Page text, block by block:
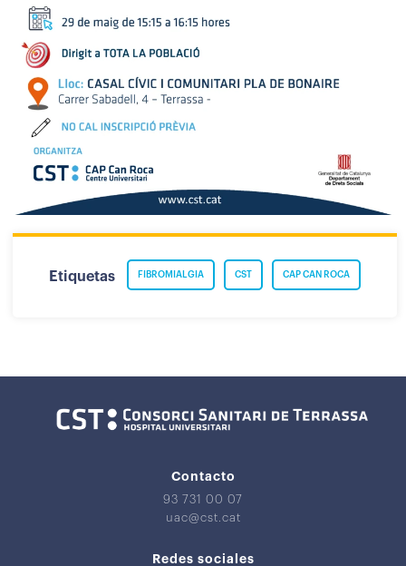
Etiquetas CAP CAN ROCA
CST
FIBROMIALGIA
Contacto
93 731 00 07
uac@cst.cat
Redes sociales